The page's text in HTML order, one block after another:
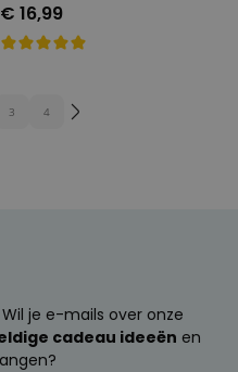
€ 16,99
3 4
je e-mails over onze
cadeau ideeën en